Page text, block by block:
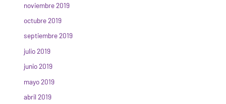
noviembre 2019
octubre 2019
septiembre 2019
julio 2019
junio 2019
mayo 2019
abril 2019